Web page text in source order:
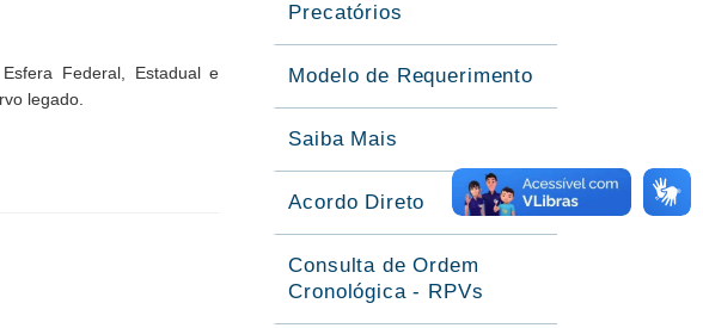
Federal, Estadual e
legado.
Precatórios
Modelo de Requerimento
Saiba Mais
Acordo Direto
Consulta de Ordem
Cronológica - RPVs